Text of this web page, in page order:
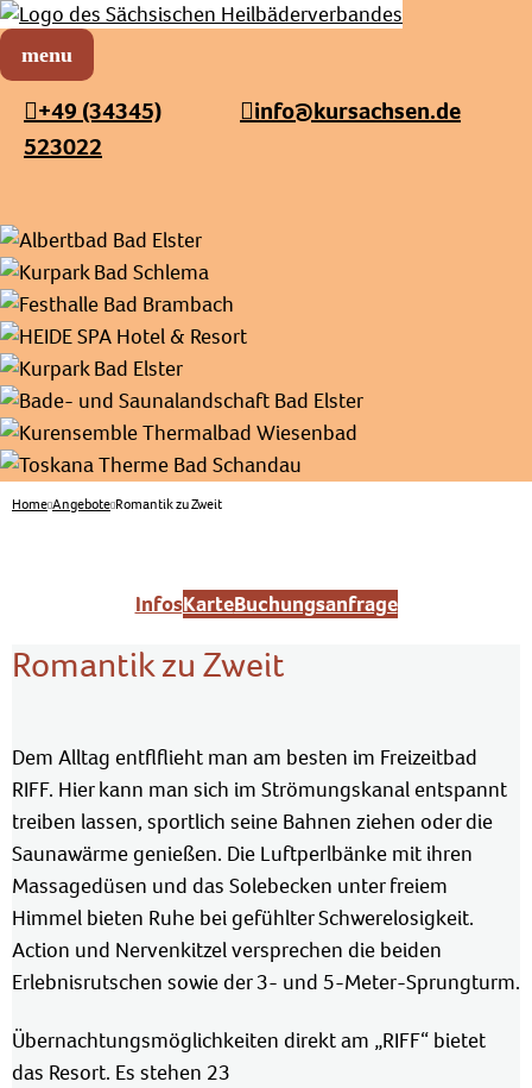
Sächsischer Heilbäderverband
+49 (34345)
523022
info@kursachsen.de
Home Angebote Romantik zu Zweit
InfosKarteBuchungsanfrage
Romantik zu Zweit
Dem Alltag entflflieht man am besten im Freizeitbad
RIFF. Hier kann man sich im Strömungskanal entspannt
treiben lassen, sportlich seine Bahnen ziehen oder die
Saunawärme genießen. Die Luftperlbänke mit ihren
Massagedüsen und das Solebecken unter freiem
Himmel bieten Ruhe bei gefühlter Schwerelosigkeit.
Action und Nervenkitzel versprechen die beiden
Erlebnisrutschen sowie der 3- und 5-Meter-Sprungturm.
Übernachtungsmöglichkeiten direkt am „RIFF“ bietet
das Resort. Es stehen 23